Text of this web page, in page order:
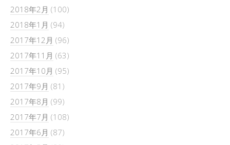
2018年2月 (100)
2018年1月 (94)
2017年12月 (96)
2017年11月 (63)
2017年10月 (95)
2017年9月 (81)
2017年8月 (99)
2017年7月 (108)
2017年6月 (87)